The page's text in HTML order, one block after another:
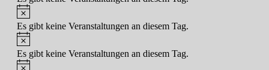
Hinweis
Es gibt keine Veranstaltungen an diesem Tag.
Hinweis
Es gibt keine Veranstaltungen an diesem Tag.
Hinweis